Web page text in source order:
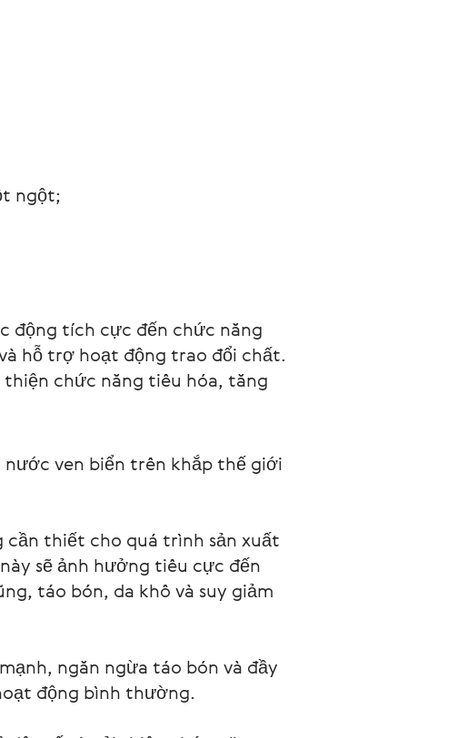
ngột;
động tích cực đến chức năng
hỗ trợ hoạt động trao đổi chất.
chức năng tiêu hóa, tăng
ven biển trên khắp thế giới
thiết cho quá trình sản xuất
sẽ ảnh hưởng tiêu cực đến
táo bón, da khô và suy giảm
ngăn ngừa táo bón và đầy
động bình thường.